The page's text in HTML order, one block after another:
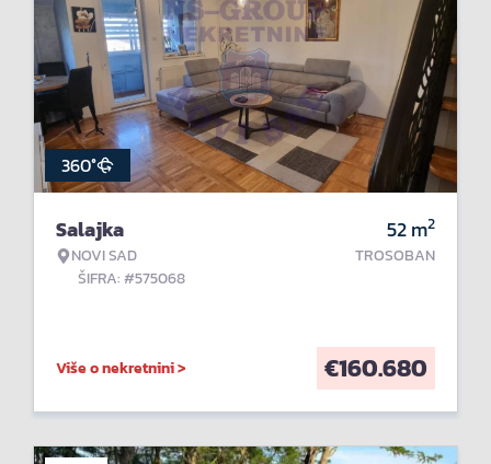
360°
Salajka
NOVI SAD
ŠIFRA: #575068
52m2
TROSOBAN
Više o nekretnini > €160.680